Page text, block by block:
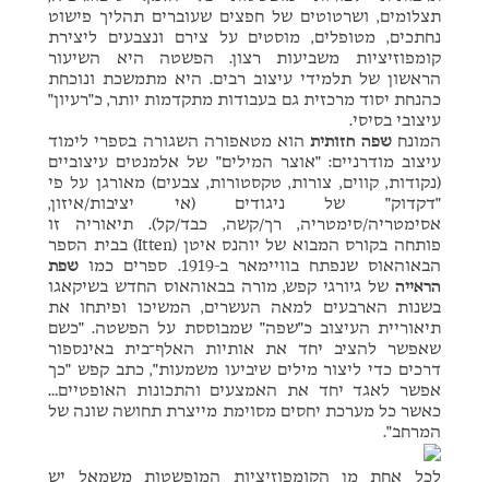
תצלומים, ושרטוטים של חפצים שעוברים תהליך פישוט
נחתכים, מטופלים, מוסטים על צירם ונצבעים ליצירת
קומפוזיציות משביעות רצון. הפשטה היא השיעור
הראשון של תלמידי עיצוב רבים. היא מתמשכת ונוכחת
כהנחת יסוד מרכזית גם בעבודות מתקדמות יותר, כ"רעיון"
עיצובי בסיסי.
המונחשפה חזותיתהוא מטאפורה השגורה בספרי לימוד
עיצוב מודרניים: "אוצר המילים" של אלמנטים עיצוביים
(נקודות, קווים, צורות, טקסטורות, צבעים) מאורגן על פי
"דקדוק" של ניגודים (אי יציבות/איזון,
אסימטריה/סימטריה, רך/קשה, כבד/קל). תיאוריה זו
פותחה בקורס המבוא של יוהנס איטן (Itten) בבית הספר
הבאוהאוס שנפתח בוויימאר ב-1919. ספרים כמו
שפת
הראייה של גיורגי קפש, מורה בבאוהאוס החדש בשיקאגו
בשנות הארבעים למאה העשרים, המשיכו ופיתחו את
תיאוריית העיצוב כ"שפה" שמבוססת על הפשטה. "כשם
שאפשר להציב יחד את אותיות האלף־בית באינספור
דרכים כדי ליצור מילים שיביעו משמעות", כתב קפש "כך
אפשר לאגד יחד את האמצעים והתכונות האופטיים…
כאשר כל מערכת יחסים מסוימת מייצרת תחושה שונה של
המרחב".